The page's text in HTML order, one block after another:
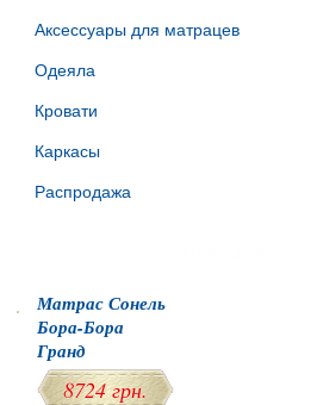
Аксессуары для матрацев
Одеяла
Кровати
Каркасы
Распродажа
Матрас Сонель
Бора-Бора
Гранд
8724 грн.